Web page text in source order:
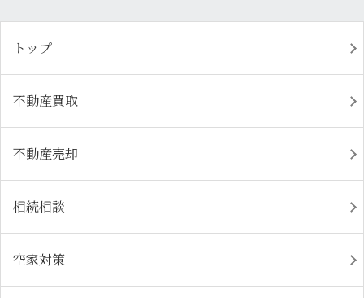
トップ
不動産買取
不動産売却
相続相談
空家対策